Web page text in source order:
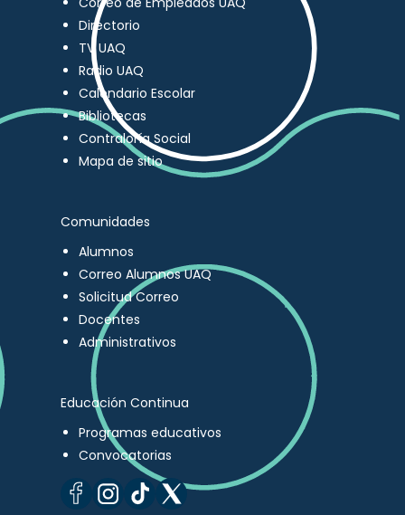
Directorio
TV UAQ
Radio UAQ
Calendario Escolar
Bibliotecas
Contraloría Social
Mapa de sitio
Comunidades
Alumnos
Correo Alumnos UAQ
Solicitud Correo
Docentes
Administrativos
Educación Continua
Programas educativos
Convocatorias